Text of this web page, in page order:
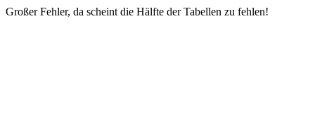
Großer Fehler, da scheint die Hälfte der Tabellen zu fehlen!